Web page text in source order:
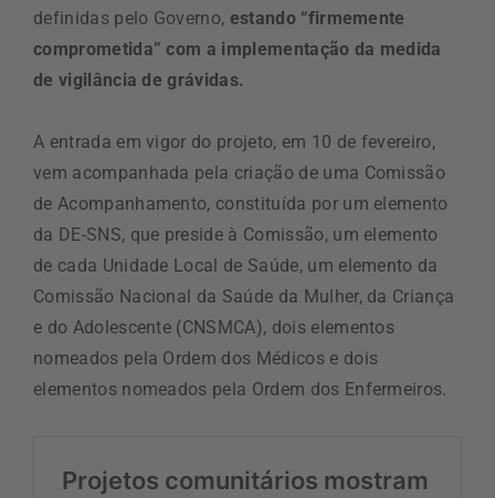
definidas pelo Governo, estando “firmemente
comprometida” com a implementação da medida
de vigilância de grávidas.
A entrada em vigor do projeto, em 10 de fevereiro,
vem acompanhada pela criação de uma Comissão
de Acompanhamento, constituída por um elemento
da DE-SNS, que preside à Comissão, um elemento
de cada Unidade Local de Saúde, um elemento da
Comissão Nacional da Saúde da Mulher, da Criança
e do Adolescente (CNSMCA), dois elementos
nomeados pela Ordem dos Médicos e dois
elementos nomeados pela Ordem dos Enfermeiros.